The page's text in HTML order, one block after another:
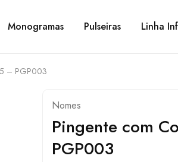
Monogramas Pulseiras Linha
– PGP003
Nomes
Pingente com
PGP003